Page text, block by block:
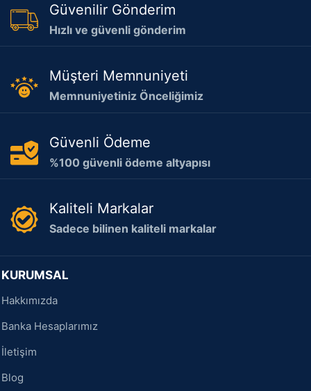
Güvenilir Gönderim
Hızlı ve güvenli gönderim
Müşteri Memnuniyeti
Memnuniyetiniz Önceliğimiz
Güvenli Ödeme
%100 güvenli ödeme altyapısı
Kaliteli Markalar
Sadece bilinen kaliteli markalar
KURUMSAL
Hakkımızda
Banka Hesaplarımız
İletişim
Blog